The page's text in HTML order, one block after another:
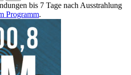
bis 7 Tage nach Ausstrahlung
Programm.